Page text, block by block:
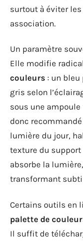
surtout à éviter
association.
Un paramètre
Elle modifie
couleurs : un bleu
gris selon
sous une
donc
lumière du jour,
texture du
absorbe la
transformant
Certains outils en
palette de
Il suffit de